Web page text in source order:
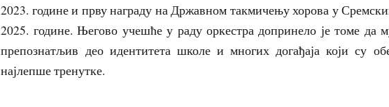
2023. године и прву награду на Државном такмичењу хорова у
2025. године. Његово учешће у раду оркестра допринело је томе да
препознатљив део идентитета школе и многих догађаја који су
најлепше тренутке.